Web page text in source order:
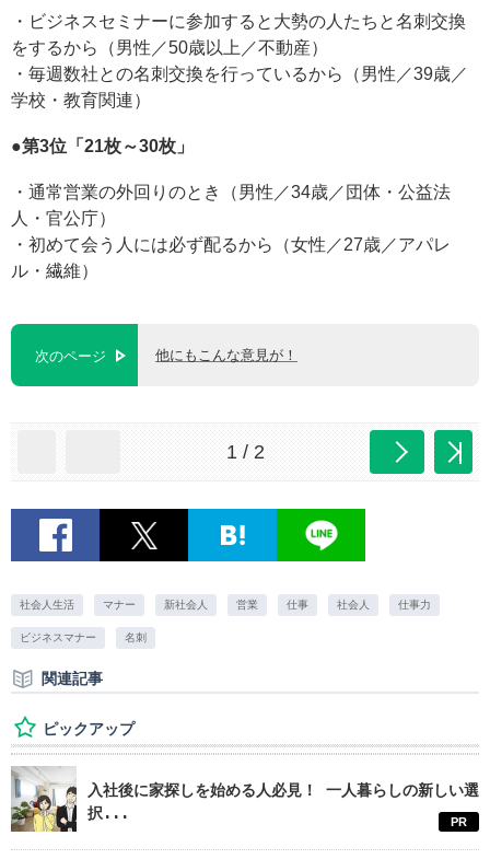
・ビジネスセミナーに参加すると大勢の人たちと名刺交換
をするから（男性／50歳以上／不動産）
・毎週数社との名刺交換を行っているから（男性／39歳／
学校・教育関連）
●第3位「21枚～30枚」
・通常営業の外回りのとき（男性／34歳／団体・公益法
人・官公庁）
・初めて会う人には必ず配るから（女性／27歳／アパレ
ル・繊維）
次のページ 他にもこんな意見が！
1 / 2
社会人生活 マナー 新社会人 営業 仕事 社会人 仕事力
ビジネスマナー 名刺
関連記事
ピックアップ
入社後に家探しを始める人必見！ 一人暮らしの新しい選
択...
PR